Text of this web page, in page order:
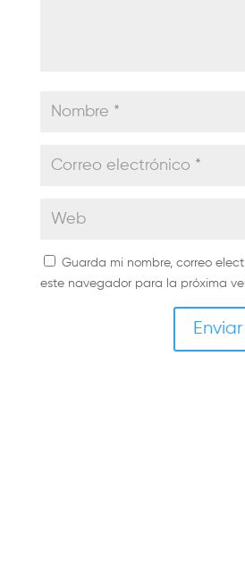
Guarda mi nombre, correo
este navegador para la próxima